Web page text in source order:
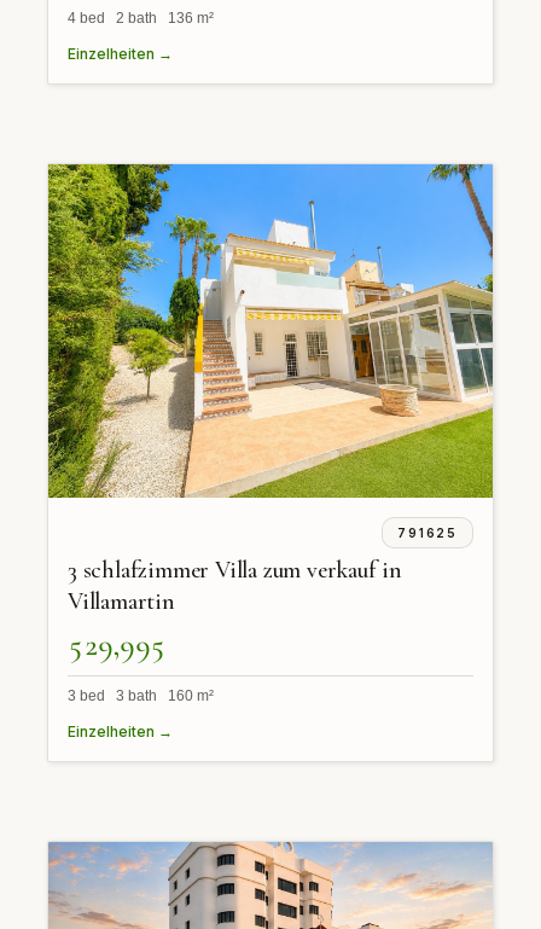
4 bed 2 bath 136 m²
Einzelheiten →
791625
3 schlafzimmer Villa zum verkauf in
Villamartin
529,995
3 bed 3 bath 160 m²
Einzelheiten →